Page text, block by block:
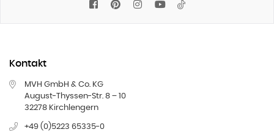
FacebookPinterestInstagram
YouTube
Tiktok
Kontakt
MVH GmbH & Co. KG
August-Thyssen-Str. 8 – 10
32278 Kirchlengern
+49 (0)5223 65335-0